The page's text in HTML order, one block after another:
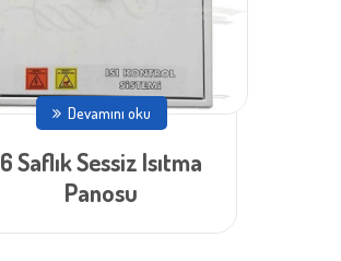
Devamını oku
6 Saflık Sessiz Isıtma
Panosu